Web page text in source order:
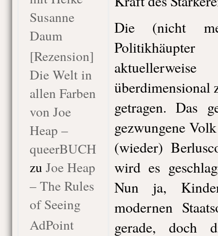
Susanne
Daum
[Rezension]
Die Welt in
allen Farben
von Joe
Heap –
queerBUCH
zu Joe Heap
– The Rules
of Seeing
AdPoint
Die (nicht
überdimensional
getragen. Das
gezwungene
(wieder)
wird es
Nun ja,
modernen
gerade, doch